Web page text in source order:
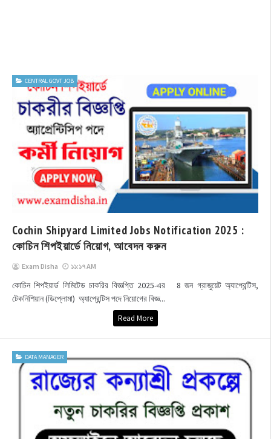
CENTRAL GOVT JOB
Cochin Shipyard Limited Jobs Notification 2025 :
কোচিন শিপইয়ার্ডে নিয়োগ, আবেদন করুন
Exam Disha ১১:১৭ AM
কোচিন শিপইয়ার্ড লিমিটেড চাকরির বিজ্ঞপ্তি 2025-এর 8 জন গ্রাজুয়েট অ্যাপ্রেন্টিস,
টেকনিশিয়ান (ডিপ্লোমা) অ্যাপ্রেন্টিস পদে নিয়োগের বিজ্ঞ...
Read More
DATA MANAGER